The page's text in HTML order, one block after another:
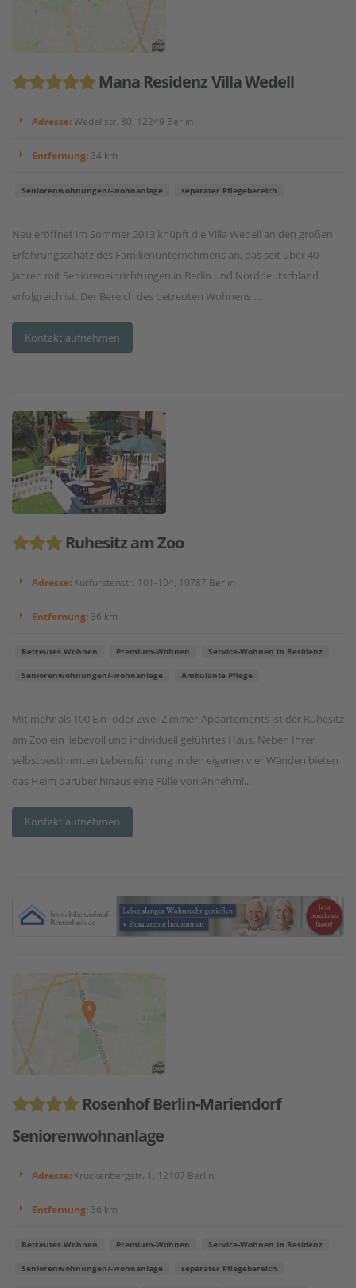
Mana Residenz Villa Wedell
Adresse:Wedellstr. 80, 12249 Berlin
Entfernung: 34 km
Seniorenwohnungen/-wohnanlage separater Pflegebereich
Neu eröffnet im Sommer 2013 knüpft die Villa Wedell an den großen
Erfahrungsschatz des Familienunternehmens an, das seit über 40
Jahren mit Senioreneinrichtungen in Berlin und Norddeutschland
erfolgreich ist. Der Bereich des betreuten Wohnens ...
Kontakt aufnehmen
Ruhesitz am Zoo
Adresse: Kurfürstenstr. 101-104, 10787 Berlin
Entfernung: 36 km
Betreutes Wohnen Premium-Wohnen Service-Wohnen in Residenz
Seniorenwohnungen/-wohnanlage Ambulante Pflege
Mit mehr als 100 Ein- oder Zwei-Zimmer-Appartements ist der Ruhesitz
am Zoo ein liebevoll und individuell geführtes Haus. Neben Ihrer
selbstbestimmten Lebensführung in den eigenen vier Wänden bieten
das Heim darüber hinaus eine Fülle von Annehml...
Kontakt aufnehmen
Rosenhof Berlin-Mariendorf
Seniorenwohnanlage
Adresse: Kruckenbergstr. 1, 12107 Berlin
Entfernung: 36 km
Betreutes Wohnen Premium-Wohnen Service-Wohnen in Residenz
Seniorenwohnungen/-wohnanlage separater Pflegebereich